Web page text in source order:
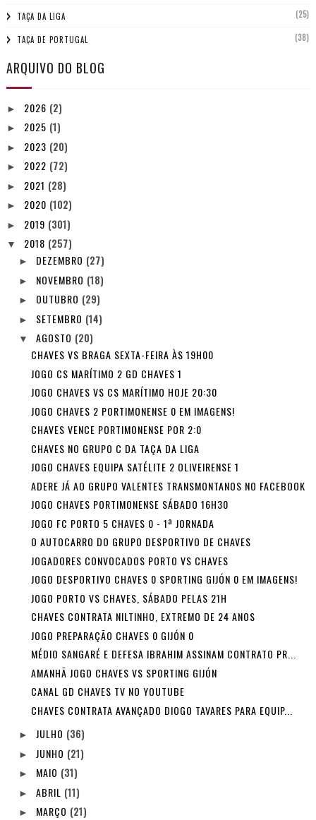
TAÇA DA LIGA (25)
TAÇA DE PORTUGAL (38)
ARQUIVO DO BLOG
► 2026 (2)
► 2025 (1)
► 2023 (20)
► 2022 (72)
► 2021 (28)
► 2020 (102)
► 2019 (301)
▼ 2018 (257)
► DEZEMBRO (27)
► NOVEMBRO (18)
► OUTUBRO (29)
► SETEMBRO (14)
▼ AGOSTO (20)
CHAVES VS BRAGA SEXTA-FEIRA ÀS 19H00
JOGO CS MARÍTIMO 2 GD CHAVES 1
JOGO CHAVES VS CS MARÍTIMO HOJE 20:30
JOGO CHAVES 2 PORTIMONENSE 0 EM IMAGENS!
CHAVES VENCE PORTIMONENSE POR 2:0
CHAVES NO GRUPO C DA TAÇA DA LIGA
JOGO CHAVES EQUIPA SATÉLITE 2 OLIVEIRENSE 1
ADERE JÁ AO GRUPO VALENTES TRANSMONTANOS NO FACEBOOK
JOGO CHAVES PORTIMONENSE SÁBADO 16H30
JOGO FC PORTO 5 CHAVES 0 - 1ª JORNADA
O AUTOCARRO DO GRUPO DESPORTIVO DE CHAVES
JOGADORES CONVOCADOS PORTO VS CHAVES
JOGO DESPORTIVO CHAVES 0 SPORTING GIJÓN 0 EM IMAGENS!
JOGO PORTO VS CHAVES, SÁBADO PELAS 21H
CHAVES CONTRATA NILTINHO, EXTREMO DE 24 ANOS
JOGO PREPARAÇÃO CHAVES 0 GIJÓN 0
MÉDIO SANGARÉ E DEFESA IBRAHIM ASSINAM CONTRATO PR...
AMANHÃ JOGO CHAVES VS SPORTING GIJÓN
CANAL GD CHAVES TV NO YOUTUBE
CHAVES CONTRATA AVANÇADO DIOGO TAVARES PARA EQUIP...
► JULHO (36)
► JUNHO (21)
► MAIO (31)
► ABRIL (11)
► MARÇO (21)